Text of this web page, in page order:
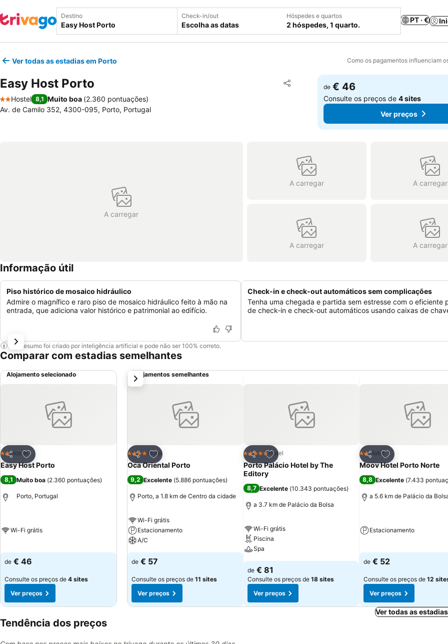
Destino Check-in/out
Escolha as datas
Hóspedes e quartos
2 hóspedes, 1 quarto.
PT · €
Ver todas as estadias em Porto Como os pagamentos influenciam
Easy Host Porto Partilhar
Adicionar aos favoritos
2 Estrelas
Hostel 8,1 Muito boa (2.360 pontuações)
Av. de Camilo 352, 4300-095, Porto, Portugal
de € 46
Consulte os preços de4 sites
Ver preços
A carregar
A carregar A carregar
A carregar A carregar
Informação útil
Piso histórico de mosaico hidráulico
Admire o magnífico e raro piso de mosaico hidráulico feito à mão na
entrada, que adiciona valor histórico e patrimonial ao edifício.
Check-in e check-out automáticos sem complicações
Tenha uma chegada e partida sem estresse com o eficiente
de check-in e check-out automáticos usando caixas de
Este resumo foi criado por inteligência artificial e pode não ser 100% correto.
Comparar com estadias semelhantes
Alojamento selecionado
Partilhar
Adicionar aos favoritos
2 Estrelas
Hostel
Easy Host Porto
8,1 Muito boa (2.360 pontuações)
Porto, Portugal
Wi-Fi grátis
de € 46
Consulte os preços de 4 sites
Ver preços
Alojamentos semelhantes
Partilhar
Adicionar aos favoritos
4 EstrelasHotel
Oca Oriental Porto
9,2 Excelente (5.886 pontuações)
Porto, a 1.8 km de Centro da cidade
Wi-Fi grátis
Estacionamento
A/C
de € 57
Consulte os preços de 11 sites
Ver preços
Partilhar
Adicionar aos favoritos
5 EstrelasHotel
Porto Palácio Hotel by The
Editory
8,7 Excelente (10.343 pontuações)
a 3.7 km de Palácio da Bolsa
Wi-Fi grátis
Piscina
Spa
de € 81
Consulte os preços de 18 sites
Ver preços
Partilhar
Adicionar aos
2 Estrelas
Hotel
Moov Hotel Porto Norte
8,8 Excelente (7.433
a 5.6 km de Palácio da
Estacionamento
de € 52
Consulte os preços de 12
Ver preços
próximo
Ver todas as
Tendência dos preços